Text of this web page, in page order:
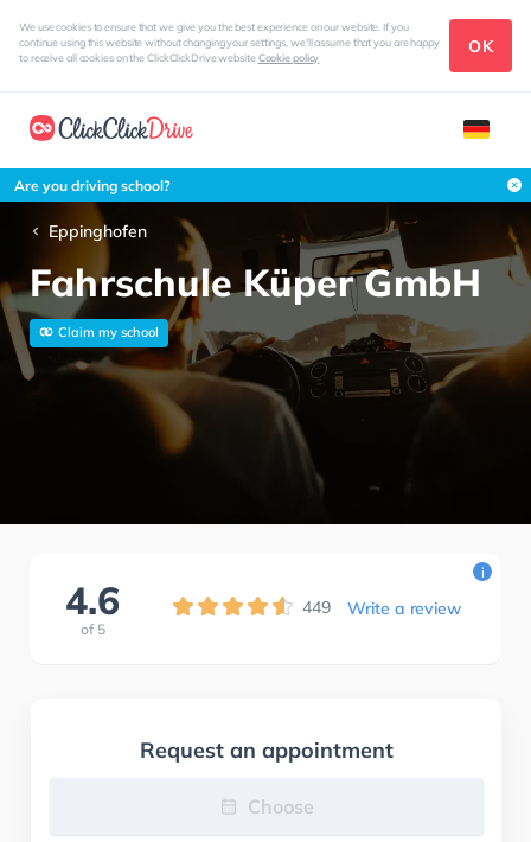
We use cookies to ensure that we give you the best experience on our website. If you
continue using this website without changing your settings, we'll assume that you are happy
to receive all cookies on the ClickClickDrive websiteCookie policy
OK
Are you driving school?
Eppinghofen
Fahrschule Küper GmbH
Claim my school
4.6
of 5
449 Write a review
i
Request an appointment
Choose